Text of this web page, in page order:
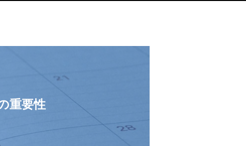
重要性